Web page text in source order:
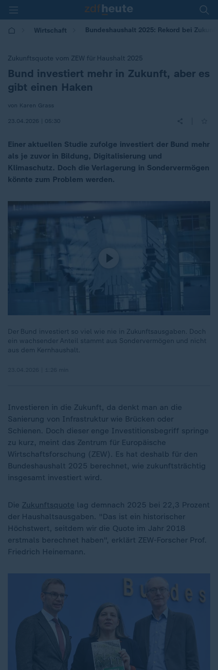
Wirtschaft Bundeshaushalt 2025: Rekord bei
Zukunftsquote vom ZEW für Haushalt 2025
:Bund investiert mehr in Zukunft, aber es
gibt einen Haken
von Karen Grass
23.04.2026 | 05:30
Einer aktuellen Studie zufolge investiert der Bund mehr
als je zuvor in Bildung, Digitalisierung und
Klimaschutz. Doch die Verlagerung in Sondervermögen
könnte zum Problem werden.
Der Bund investiert so viel wie nie in Zukunftsausgaben. Doch
ein wachsender Anteil stammt aus Sondervermögen und nicht
aus dem Kernhaushalt.
Investieren in die Zukunft, da denkt man an die
Sanierung von Infrastruktur wie Brücken oder
Schienen. Doch dieser enge Investitionsbegriff springe
zu kurz, meint das Zentrum für Europäische
Wirtschaftsforschung (ZEW). Es hat deshalb für den
Bundeshaushalt 2025 berechnet, wie zukunftsträchtig
insgesamt investiert wird.
Die Zukunftsquote lag demnach 2025 bei 22,3 Prozent
der Haushaltsausgaben. "Das ist ein historischer
Höchstwert, seitdem wir die Quote im Jahr 2018
erstmals berechnet haben", erklärt ZEW-Forscher Prof.
Friedrich Heinemann.